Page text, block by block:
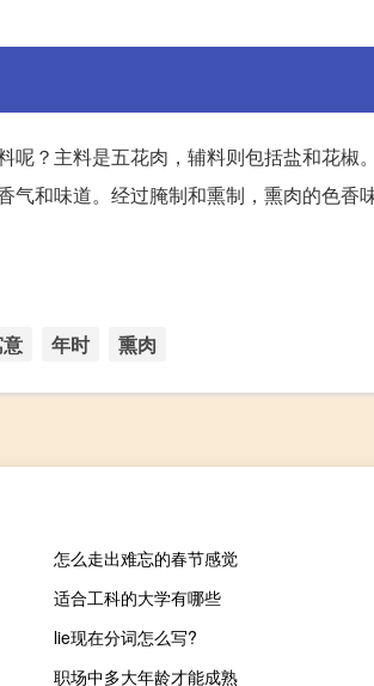
？主料是五花肉，辅料则包括盐和花椒
和味道。经过腌制和熏制，熏肉的色香
年时 熏肉
怎么走出难忘的春节感觉
适合工科的大学有哪些
lie现在分词怎么写?
职场中多大年龄才能成熟